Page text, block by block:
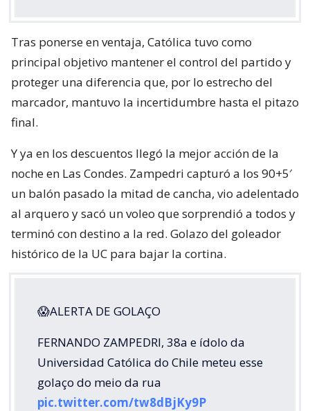
Tras ponerse en ventaja, Católica tuvo como
principal objetivo mantener el control del partido y
proteger una diferencia que, por lo estrecho del
marcador, mantuvo la incertidumbre hasta el pitazo
final.
Y ya en los descuentos llegó la mejor acción de la
noche en Las Condes. Zampedri capturó a los 90+5′
un balón pasado la mitad de cancha, vio adelentado
al arquero y sacó un voleo que sorprendió a todos y
terminó con destino a la red. Golazo del goleador
histórico de la UC para bajar la cortina.
😱ALERTA DE GOLAÇO
FERNANDO ZAMPEDRI, 38a e ídolo da
Universidad Católica do Chile meteu esse
golaço do meio da rua
pic.twitter.com/tw8dBjKy9P